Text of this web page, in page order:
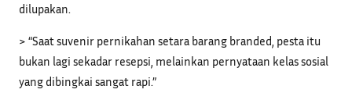
dilupakan.
> “Saat suvenir pernikahan setara barang branded, pesta itu
bukan lagi sekadar resepsi, melainkan pernyataan kelas sosial
yang dibingkai sangat rapi.”